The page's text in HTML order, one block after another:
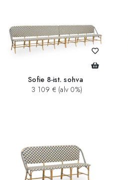
Sofie 8-ist. sohva
3 109 € (alv 0%)